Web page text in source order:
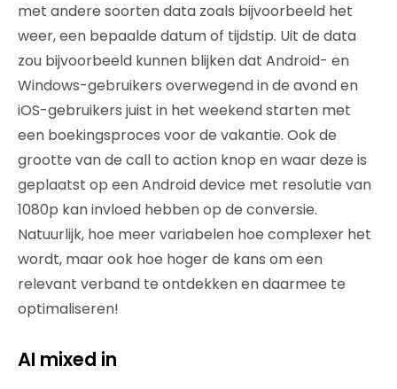
met andere soorten data zoals bijvoorbeeld het
weer, een bepaalde datum of tijdstip. Uit de data
zou bijvoorbeeld kunnen blijken dat Android- en
Windows-gebruikers overwegend in de avond en
iOS-gebruikers juist in het weekend starten met
een boekingsproces voor de vakantie. Ook de
grootte van de call to action knop en waar deze is
geplaatst op een Android device met resolutie van
1080p kan invloed hebben op de conversie.
Natuurlijk, hoe meer variabelen hoe complexer het
wordt, maar ook hoe hoger de kans om een
relevant verband te ontdekken en daarmee te
optimaliseren!
AI mixed in